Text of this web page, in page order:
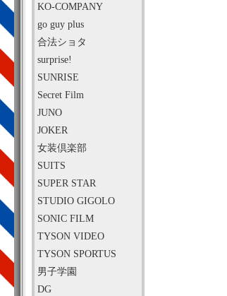
KO-COMPANY
go guy plus
合法ショタ
surprise!
SUNRISE
Secret Film
JUNO
JOKER
女装倶楽部
SUITS
SUPER STAR
STUDIO GIGOLO
SONIC FILM
TYSON VIDEO
TYSON SPORTUS
男子学園
DG